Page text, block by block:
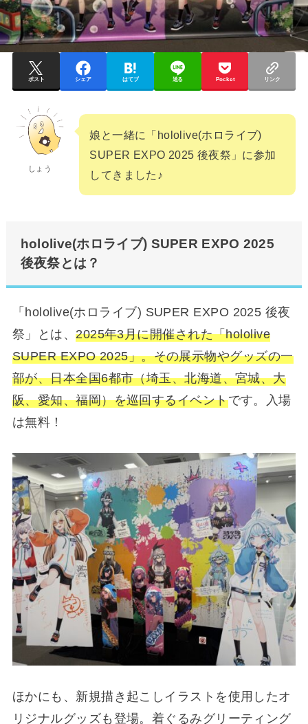
ポスト シェア はてブ 送る Pocket リンク
しょう
娘と一緒に「hololive(ホロライブ)
SUPER EXPO 2025 後夜祭」に参加
してきました♪
hololive(ホロライブ) SUPER EXPO 2025
後夜祭とは？
「hololive(ホロライブ) SUPER EXPO 2025 後夜
祭」とは、2025年3月に開催された「hololive
SUPER EXPO 2025」。その展示物やグッズの一
部が、日本全国6都市（埼玉、北海道、宮城、大
阪、愛知、福岡）を巡回するイベントです。入場
は無料！
ほかにも、新規描き起こしイラストを使用したオ
リジナルグッズも登場。着ぐるみグリーティング